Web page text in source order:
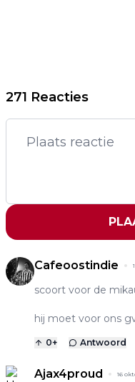
271 Reacties
Cafeoostindie
scoort voor de
hij moet voor ons
0+ Antwoord
Ajax4proud 16